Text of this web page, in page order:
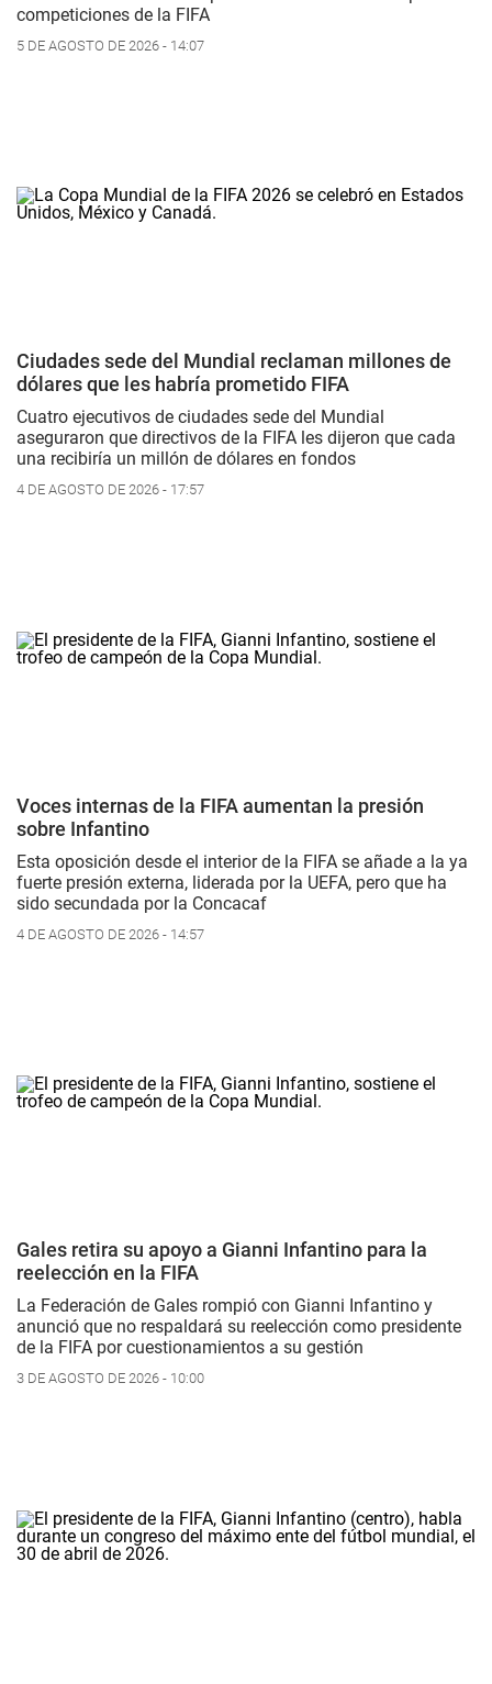
competiciones de la FIFA
5 DE AGOSTO DE 2026 - 14:07
Ciudades sede del Mundial reclaman millones de
dólares que les habría prometido FIFA
Cuatro ejecutivos de ciudades sede del Mundial
aseguraron que directivos de la FIFA les dijeron que cada
una recibiría un millón de dólares en fondos
4 DE AGOSTO DE 2026 - 17:57
Voces internas de la FIFA aumentan la presión
sobre Infantino
Esta oposición desde el interior de la FIFA se añade a la ya
fuerte presión externa, liderada por la UEFA, pero que ha
sido secundada por la Concacaf
4 DE AGOSTO DE 2026 - 14:57
Gales retira su apoyo a Gianni Infantino para la
reelección en la FIFA
La Federación de Gales rompió con Gianni Infantino y
anunció que no respaldará su reelección como presidente
de la FIFA por cuestionamientos a su gestión
3 DE AGOSTO DE 2026 - 10:00